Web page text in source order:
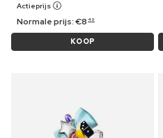
Actieprijs
Normale prijs:€8 49
KOOP